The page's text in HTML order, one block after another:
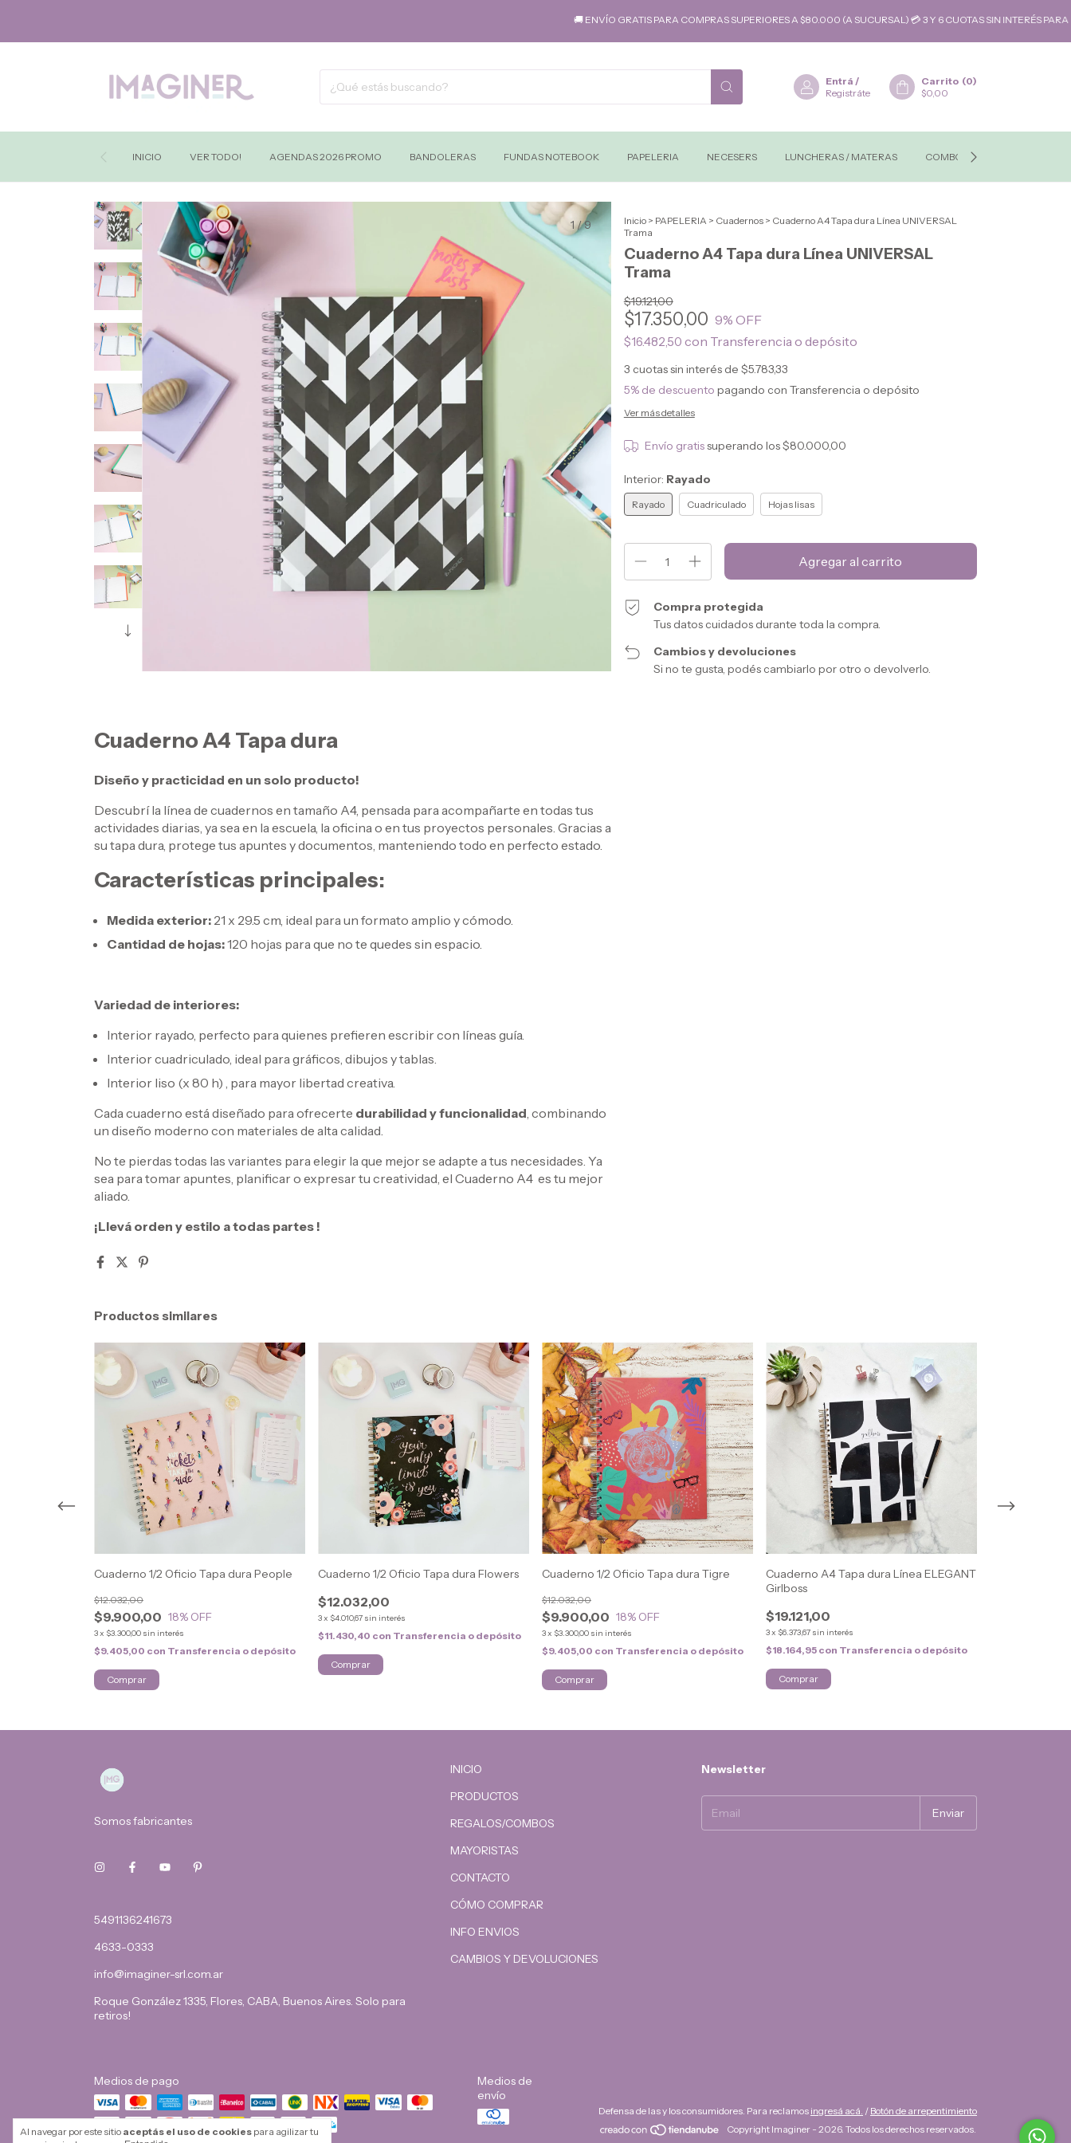
🚚 ENVÍO GRATIS PARA COMPRAS SUPERIORES A $80.000 (A SUCURSAL) 💳 3 Y 6 CUOTAS SIN INTERÉS PARA
Entrá /
Registráte
Carrito (0)
$0,00
INICIO VER TODO! AGENDAS 2026 PROMO BANDOLERAS FUNDAS NOTEBOOK PAPELERIA NECESERS LUNCHERAS / MATERAS COMBOS-REGALOS
Al navegar por este sitio aceptás el uso de cookies para agilizar tu
1/9 Inicio > PAPELERIA > Cuadernos > Cuaderno A4 Tapa dura Línea UNIVERSAL
Trama
Cuaderno A4 Tapa dura Línea UNIVERSAL
Trama
$19.121,00
$17.350,00 9% OFF
$16.482,50 con Transferencia o depósito
3 cuotas sin interés de $5.783,33
5% de descuento pagando con Transferencia o depósito
Ver más detalles
Envío gratissuperando los$80.000,00
Interior: Rayado
Rayado Cuadriculado Hojas lisas
Compra protegida
Tus datos cuidados durante toda la compra.
Cambios y devoluciones
Si no te gusta, podés cambiarlo por otro o devolverlo.
Cuaderno A4 Tapa dura
Diseño y practicidad en un solo producto!
Descubrí la línea de cuadernos en tamaño A4, pensada para acompañarte en todas tus
actividades diarias, ya sea en la escuela, la oficina o en tus proyectos personales. Gracias a
su tapa dura, protege tus apuntes y documentos, manteniendo todo en perfecto estado.
Características principales:
Medida exterior: 21 x 29.5 cm, ideal para un formato amplio y cómodo.
Cantidad de hojas:120 hojas para que no te quedes sin espacio.
Variedad de interiores:
Interior rayado, perfecto para quienes prefieren escribir con líneas guía.
Interior cuadriculado, ideal para gráficos, dibujos y tablas.
Interior liso (x 80 h) , para mayor libertad creativa.
Cada cuaderno está diseñado para ofrecerte durabilidad y funcionalidad , combinando
un diseño moderno con materiales de alta calidad.
No te pierdas todas las variantes para elegir la que mejor se adapte a tus necesidades. Ya
sea para tomar apuntes, planificar o expresar tu creatividad, el Cuaderno A4 es tu mejor
aliado.
¡Llevá orden y estilo a todas partes !
Productos similares
Cuaderno 1/2 Oficio Tapa dura People
$9.900,00
$12.032,00
18% OFF
3x $3.300,00 sin interés
$9.405,00 con Transferencia o depósito
Comprar
Cuaderno 1/2 Oficio Tapa dura Flowers
$12.032,00
3x $4.010,67 sin interés
$11.430,40 con Transferencia o depósito
Comprar
Cuaderno 1/2 Oficio Tapa dura Tigre
$9.900,00
$12.032,00
18% OFF
3x $3.300,00 sin interés
$9.405,00 con Transferencia o depósito
Comprar
Cuaderno A4 Tapa dura Línea ELEGANT
Girlboss
$19.121,00
3x $6.373,67 sin interés
$18.164,95 con Transferencia o depósito
Comprar
Somos fabricantes
5491136241673
4633-0333
info@imaginer-srl.com.ar
Roque González 1335, Flores, CABA, Buenos Aires. Solo para
retiros!
INICIO
PRODUCTOS
REGALOS/COMBOS
MAYORISTAS
CONTACTO
CÓMO COMPRAR
INFO ENVIOS
CAMBIOS Y DEVOLUCIONES
Newsletter
Medios de pago
Medios de
envío
Defensa de las y los consumidores. Para reclamos ingresá acá. / Botón de arrepentimiento
Copyright Imaginer - 2026. Todos los derechos reservados.